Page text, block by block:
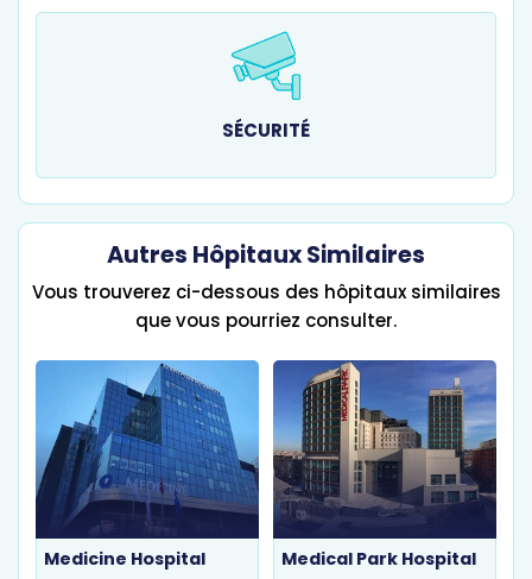
SÉCURITÉ
Autres Hôpitaux Similaires
Vous trouverez ci-dessous des hôpitaux similaires
que vous pourriez consulter.
Medicine Hospital Medical Park Hospital